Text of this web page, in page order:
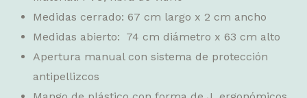
Medidas cerrado: 67 cm largo x 2 cm ancho
Medidas abierto: 74 cm diámetro x 63 cm alto
Apertura manual con sistema de protección
antipellizcos